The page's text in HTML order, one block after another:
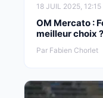
18 JUIL 2025, 12:15
OM Mercato :
meilleur choix ?
Par Fabien Chorlet